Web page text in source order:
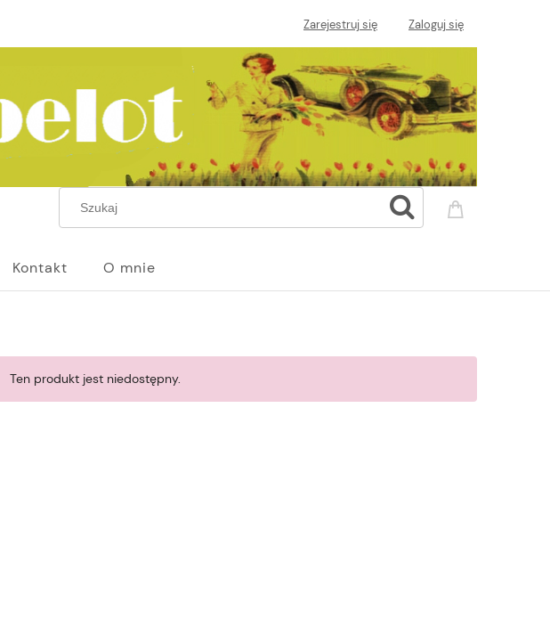
Zarejestruj się Zaloguj się
Kontakt O mnie
Ten produkt jest niedostępny.